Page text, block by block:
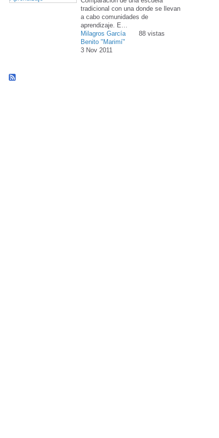
tradicional con una donde se llevan
a cabo comunidades de
aprendizaje. E…
Milagros García
Benito "Marimí"
3 Nov 2011
88 vistas